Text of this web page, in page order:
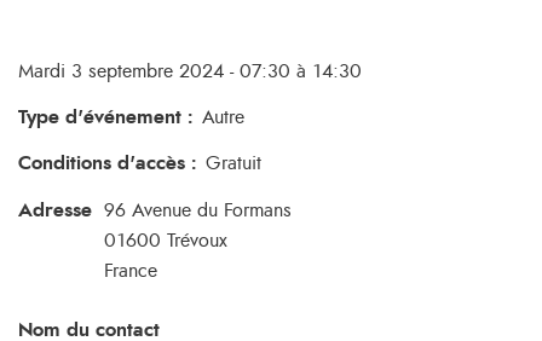
Mardi 3 septembre 2024 - 07:30 à 14:30
Type d'événement : Autre
Conditions d'accès : Gratuit
Adresse
96 Avenue du Formans
01600 Trévoux
France
Nom du contact